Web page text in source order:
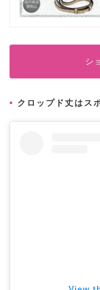
シ
クロップド丈はス